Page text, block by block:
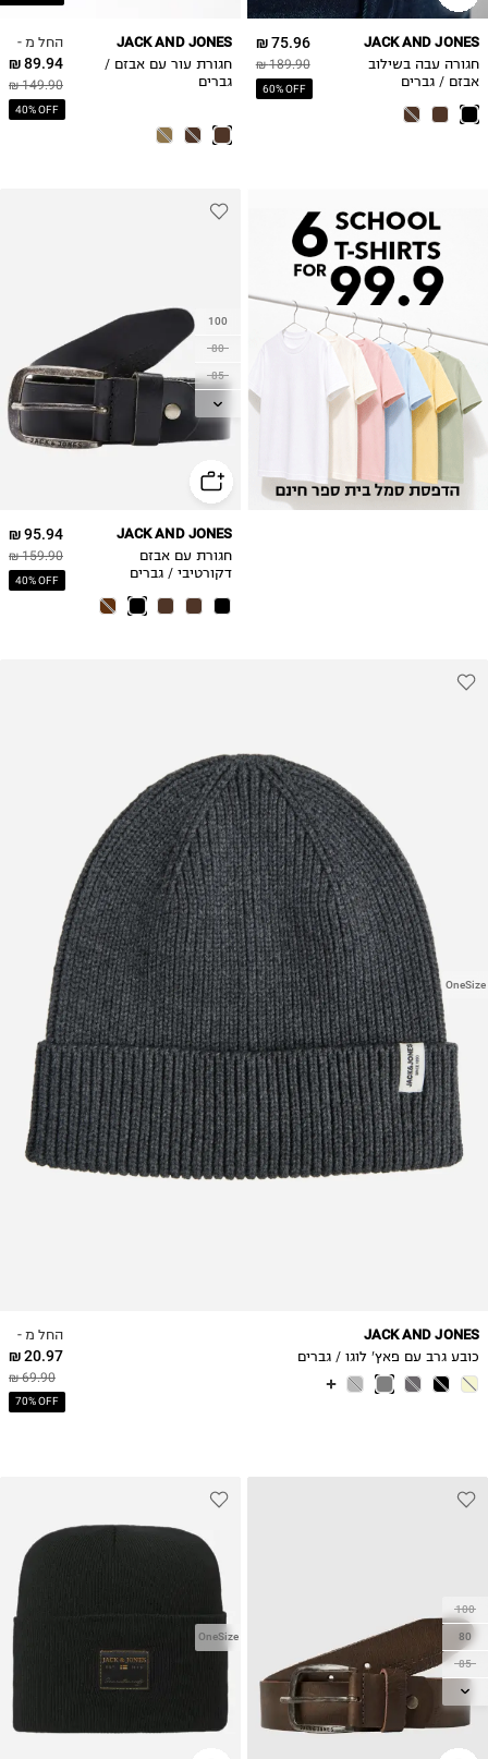
75.96 ₪
189.90 ₪
60% OFF
JACK AND JONES
חגורה עבה בשילוב
אבזם / גברים
החל מ -
89.94 ₪
149.90 ₪
40% OFF
JACK AND JONES
חגורת עור עם אבזם /
גברים
100
80
85
90
95.94 ₪
159.90 ₪
40% OFF
JACK AND JONES
חגורת עם אבזם
דקורטיבי / גברים
OneSize
החל מ -
20.97 ₪
69.90 ₪
70% OFF
JACK AND JONES
כובע גרב עם פאץ' לוגו / גברים
100
80
85
90
OneSize